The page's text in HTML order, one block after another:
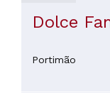
Dolce
Portimão